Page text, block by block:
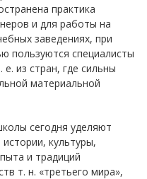
практика
и для работы на
заведениях, при
пользуются специалисты
из стран, где сильны
материальной
сегодня уделяют
культуры,
и традиций
т. н. «третьего мира»,